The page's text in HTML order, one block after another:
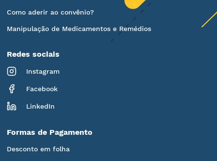
Como aderir ao convênio?
Manipulação de Medicamentos e Remédios
Redes sociais
Instagram
Facebook
LinkedIn
Formas de Pagamento
Desconto em folha